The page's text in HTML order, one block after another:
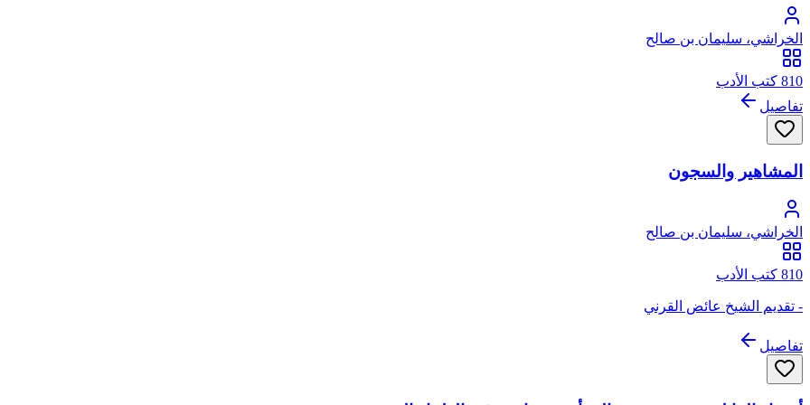
الخراشي، سليمان بن صالح
810 كتب الأدب
تفاصيل
المشاهير والسجون
الخراشي، سليمان بن صالح
810 كتب الأدب
- تقديم الشيخ عائض القرني
تفاصيل